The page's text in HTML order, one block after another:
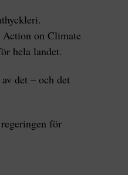
Action on Climate
hela landet.
det – och det
för